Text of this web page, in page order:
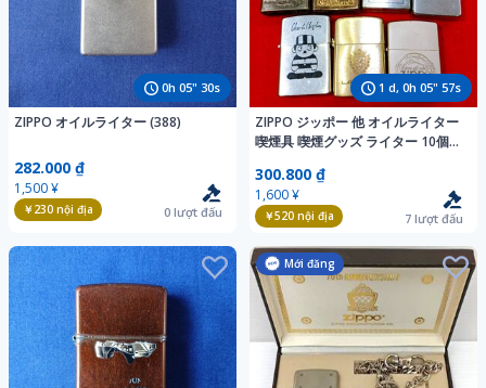
0h 05" 29s
ZIPPO オイルライター (388)
282.000 ₫
1,500 ¥
￥230nội địa 0 lượt đấu
1 d, 0h 05" 56s
ZIPPO ジッポー 他 オイルライター
喫煙具 喫煙グッズ ライター 10個
300.800 ₫
1,600 ¥
￥520nội địa 7 lượt đấu
Mới đăng